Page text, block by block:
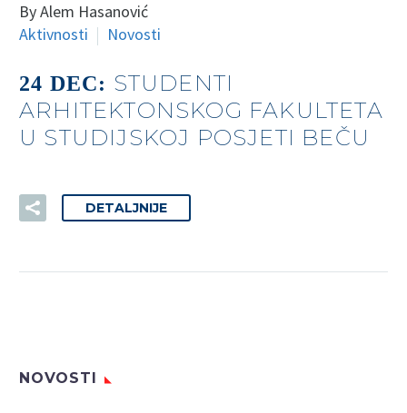
By Alem Hasanović
Aktivnosti
Novosti
24 DEC: STUDENTI
ARHITEKTONSKOG FAKULTETA
U STUDIJSKOJ POSJETI BEČU
DETALJNIJE
NOVOSTI